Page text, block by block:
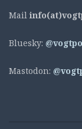
Mail
Bluesky:
Mastodon: